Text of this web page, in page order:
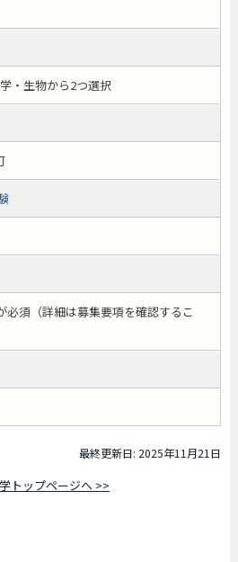
・生物から2つ選択
必須（詳細は募集要項を確認するこ
最終更新日: 2025年11月21日
トップページへ >>